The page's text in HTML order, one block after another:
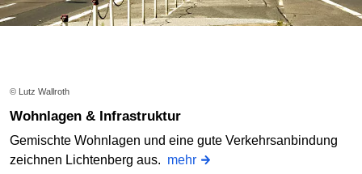
© Lutz Wallroth
Wohnlagen & Infrastruktur
Gemischte Wohnlagen und eine gute Verkehrsanbindung
zeichnen Lichtenberg aus. mehr